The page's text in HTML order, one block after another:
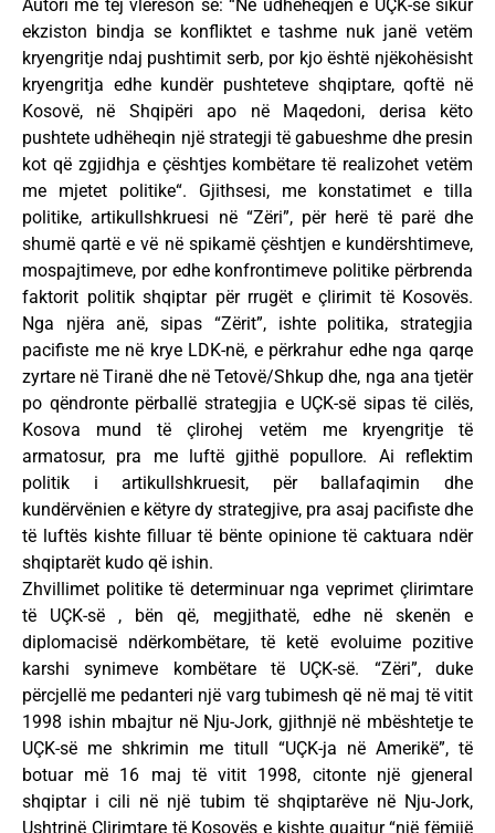
Autori me tej vlerëson se: “Në udhëheqjen e UÇK-së sikur
ekziston bindja se konfliktet e tashme nuk janë vetëm
kryengritje ndaj pushtimit serb, por kjo është njëkohësisht
kryengritja edhe kundër pushteteve shqiptare, qoftë në
Kosovë, në Shqipëri apo në Maqedoni, derisa këto
pushtete udhëheqin një strategji të gabueshme dhe presin
kot që zgjidhja e çështjes kombëtare të realizohet vetëm
me mjetet politike“. Gjithsesi, me konstatimet e tilla
politike, artikullshkruesi në “Zëri”, për herë të parë dhe
shumë qartë e vë në spikamë çështjen e kundërshtimeve,
mospajtimeve, por edhe konfrontimeve politike përbrenda
faktorit politik shqiptar për rrugët e çlirimit të Kosovës.
Nga njëra anë, sipas “Zërit”, ishte politika, strategjia
pacifiste me në krye LDK-në, e përkrahur edhe nga qarqe
zyrtare në Tiranë dhe në Tetovë/Shkup dhe, nga ana tjetër
po qëndronte përballë strategjia e UÇK-së sipas të cilës,
Kosova mund të çlirohej vetëm me kryengritje të
armatosur, pra me luftë gjithë popullore. Ai reflektim
politik i artikullshkruesit, për ballafaqimin dhe
kundërvënien e këtyre dy strategjive, pra asaj pacifiste dhe
të luftës kishte filluar të bënte opinione të caktuara ndër
shqiptarët kudo që ishin.
Zhvillimet politike të determinuar nga veprimet çlirimtare
të UÇK-së , bën që, megjithatë, edhe në skenën e
diplomacisë ndërkombëtare, të ketë evoluime pozitive
karshi synimeve kombëtare të UÇK-së. “Zëri”, duke
përcjellë me pedanteri një varg tubimesh që në maj të vitit
1998 ishin mbajtur në Nju-Jork, gjithnjë në mbështetje te
UÇK-së me shkrimin me titull “UÇK-ja në Amerikë”, të
botuar më 16 maj të vitit 1998, citonte një gjeneral
shqiptar i cili në një tubim të shqiptarëve në Nju-Jork,
Ushtrinë Çlirimtare të Kosovës e kishte quajtur “një fëmijë